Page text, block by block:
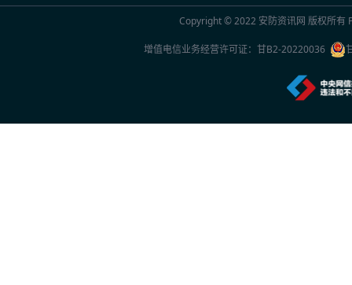
2026年7月20日 10:29
Copyright © 2022 安防资讯网 版权所有
增值电信业务经营许可证： 甘B2-20220036